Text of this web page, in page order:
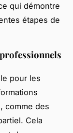
qui démontre
étapes de
pour les
comme des
Cela